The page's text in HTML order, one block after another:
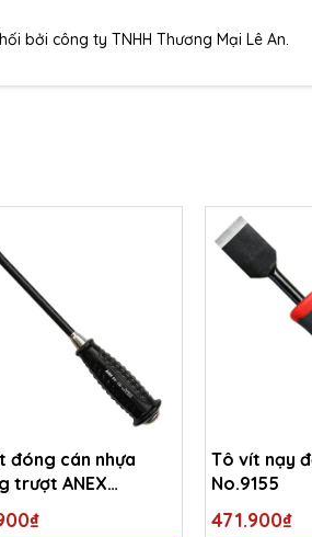
bởi công ty TNHH Thương Mại Lê An.
đóng cán nhựa
trượt ANEX
9.5x150
Tô vít nạy
No.9155
471.900₫